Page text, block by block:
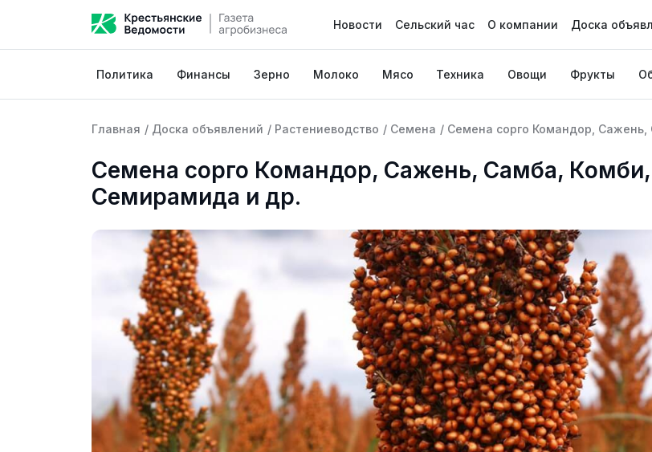
Новости Сельский час О компании Доска
Политика Финансы Зерно Молоко Мясо Техника Овощи Фрукты
Главная / Доска объявлений / Растениеводство / Семена / Семена сорго Командор,
Семена сорго Командор, Сажень, Самба, Комби,
Семирамида и др.